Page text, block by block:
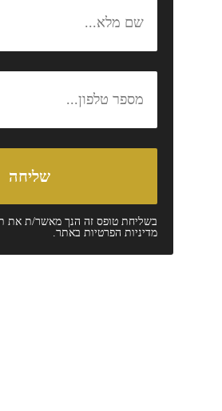
בשליחת טופס זה הנך מאשר/ת את
מדיניות הפרטיותבאתר.